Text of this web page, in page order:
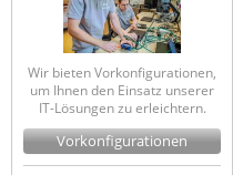
Wir bieten Vorkonfigurationen,
um Ihnen den Einsatz unserer
IT-Lösungen zu erleichtern.
Vorkonfigurationen